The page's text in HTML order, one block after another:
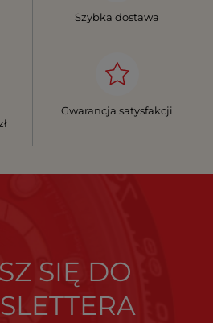
Szybka dostawa
Gwarancja satysfakcji
SIĘ DO